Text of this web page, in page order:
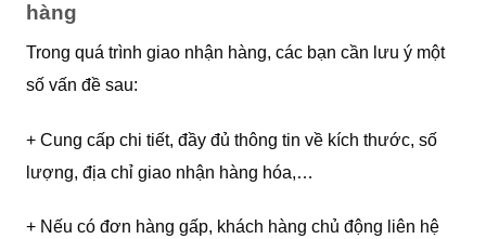
hàng
Trong quá trình giao nhận hàng, các bạn cần lưu ý một
số vấn đề sau:
+ Cung cấp chi tiết, đầy đủ thông tin về kích thước, số
lượng, địa chỉ giao nhận hàng hóa,…
+ Nếu có đơn hàng gấp, khách hàng chủ động liên hệ